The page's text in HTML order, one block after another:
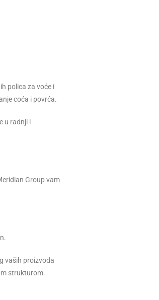
polica za voće i
coća i povrća.
u radnji i
Group vam
vaših proizvoda
strukturom.